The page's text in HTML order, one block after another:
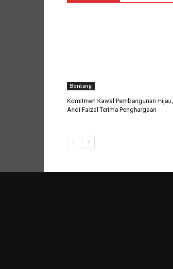
Bontang
Komitmen Kawal Pembangunan Hijau,
Andi Faizal Terima Penghargaan